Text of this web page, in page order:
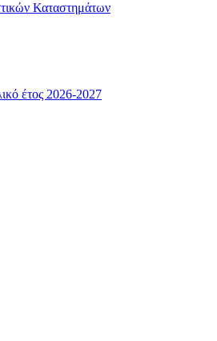
Καταστημάτων
έτος 2026-2027